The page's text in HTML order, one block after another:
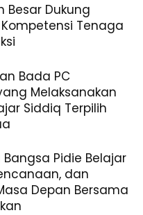
Besar Dukung
Tenaga
Bada PC
Melaksanakan
Siddiq Terpilih
Bangsa Pidie Belajar
dan
Depan Bersama